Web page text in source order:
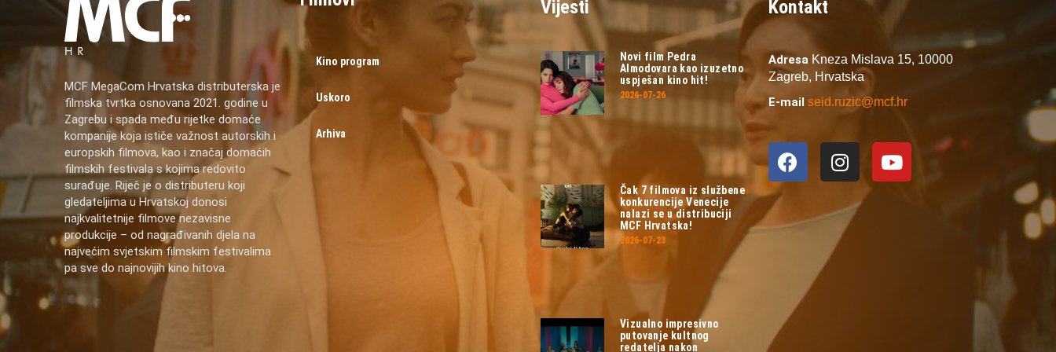
MCF MegaCom Hrvatska distributerska je
filmska tvrtka osnovana 2021. godine u
Zagrebu i spada među rijetke domaće
kompanije koja ističe važnost autorskih i
europskih filmova, kao i značaj domaćih
filmskih festivala s kojima redovito
surađuje. Riječ je o distributeru koji
gledateljima u Hrvatskoj donosi
najkvalitetnije filmove nezavisne
produkcije – od nagrađivanih djela na
najvećim svjetskim filmskim festivalima
pa sve do najnovijih kino hitova.
Kino program
Uskoro
Arhiva
Vijesti
Novi film Pedra
Almodovara kao izuzetno
uspješan kino hit!
2026-07-26
Čak 7 filmova iz službene
konkurencije Venecije
nalazi se u distribuciji
MCF Hrvatska!
2026-07-23
Vizualno impresivno
putovanje kultnog
redatelja nakon
Kontakt
Adresa Kneza Mislava 15, 10000
Zagreb, Hrvatska
E-mail seid.ruzic@mcf.hr